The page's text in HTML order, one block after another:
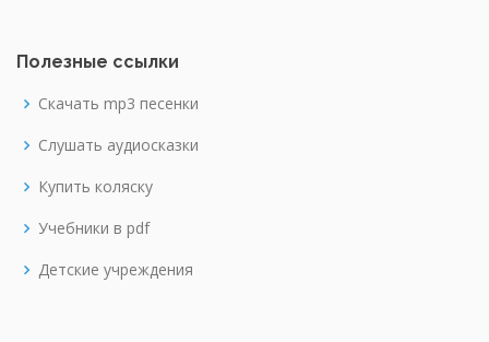
Полезные ссылки
Скачать mp3 песенки
Слушать аудиосказки
Купить коляску
Учебники в pdf
Детские учреждения